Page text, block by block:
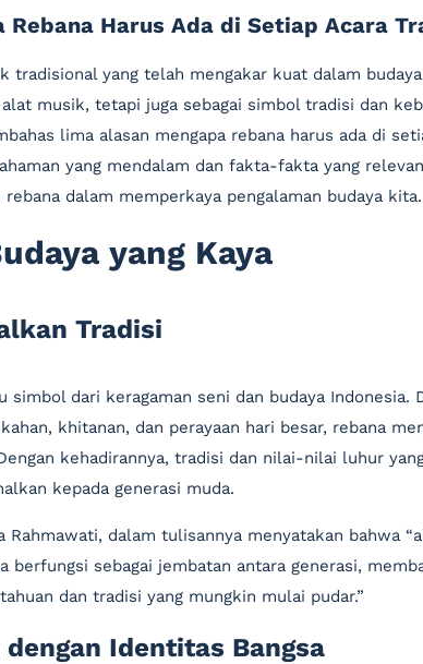
Rebana Harus Ada di Setiap Acara
tradisional yang telah mengakar kuat dalam
musik, tetapi juga sebagai simbol tradisi dan
lima alasan mengapa rebana harus ada di
yang mendalam dan fakta-fakta yang
dalam memperkaya pengalaman budaya kita.
yang Kaya
Tradisi
simbol dari keragaman seni dan budaya Indonesia.
khitanan, dan perayaan hari besar, rebana
kehadirannya, tradisi dan nilai-nilai luhur
kepada generasi muda.
Rahmawati, dalam tulisannya menyatakan bahwa
berfungsi sebagai jembatan antara generasi,
dan tradisi yang mungkin mulai pudar.”
Identitas Bangsa